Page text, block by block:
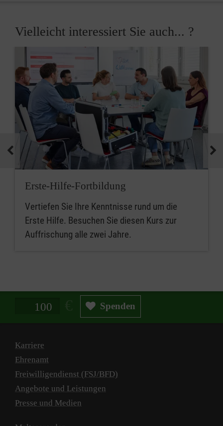
Vielleicht interessiert Sie auch... ?
Erste-Hilfe-Fortbildung
Vertiefen Sie Ihre Kenntnisse rund um die
Erste Hilfe. Besuchen Sie diesen Kurs zur
Auffrischung alle zwei Jahre.
Spendenbetrag in Euro Spenden
Karriere
Ehrenamt
Freiwilligendienst (FSJ/BFD)
Angebote und Leistungen
Presse und Medien